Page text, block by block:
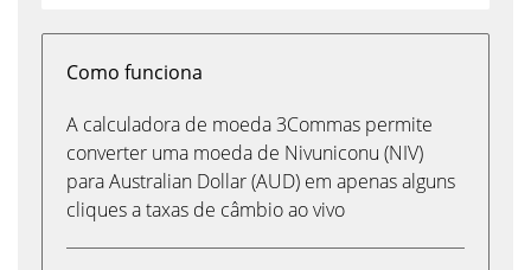
Como funciona
A calculadora de moeda 3Commas permite
converter uma moeda de Nivuniconu (NIV)
para Australian Dollar (AUD) em apenas alguns
cliques a taxas de câmbio ao vivo